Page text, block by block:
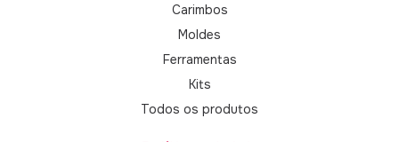
Carimbos
Moldes
Ferramentas
Kits
Todos os produtos